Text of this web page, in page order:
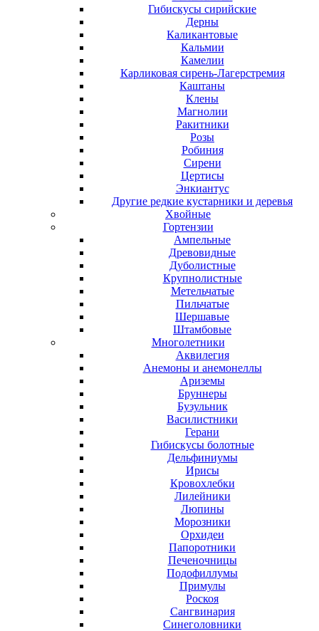
Гибискусы сирийские
Дерны
Каликантовые
Кальмии
Камелии
Карликовая сирень-Лагерстремия
Каштаны
Клены
Магнолии
Ракитники
Розы
Робиния
Сирени
Цертисы
Энкиантус
Другие редкие кустарники и деревья
Хвойные
Гортензии
Ампельные
Древовидные
Дуболистные
Крупнолистные
Метельчатые
Пильчатые
Шершавые
Штамбовые
Многолетники
Аквилегия
Анемоны и анемонеллы
Ариземы
Бруннеры
Бузульник
Василистники
Герани
Гибискусы болотные
Дельфиниумы
Ирисы
Кровохлебки
Лилейники
Люпины
Морозники
Орхидеи
Папоротники
Печеночницы
Подофиллумы
Примулы
Роскоя
Сангвинария
Синеголовники